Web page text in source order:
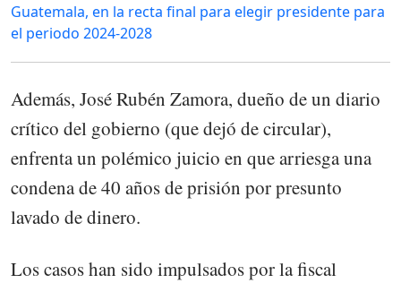
Guatemala, en la recta final para elegir presidente para
el periodo 2024-2028
Además, José Rubén Zamora, dueño de un diario
crítico del gobierno (que dejó de circular),
enfrenta un polémico juicio en que arriesga una
condena de 40 años de prisión por presunto
lavado de dinero.
Los casos han sido impulsados por la fiscal